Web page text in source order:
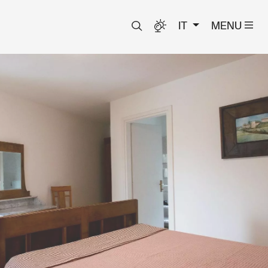
IT MENU